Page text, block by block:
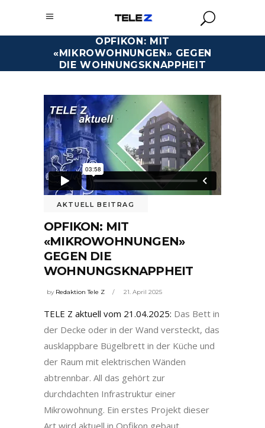
OPFIKON: MIT
«MIKROWOHNUNGEN» GEGEN
DIE WOHNUNGSKNAPPHEIT
AKTUELL BEITRAG
OPFIKON: MIT
«MIKROWOHNUNGEN»
GEGEN DIE
WOHNUNGSKNAPPHEIT
by Redaktion Tele Z 21. April 2025
TELE Z aktuell vom 21.04.2025: Das Bett in
der Decke oder in der Wand versteckt, das
ausklappbare Bügelbrett in der Küche und
der Raum mit elektrischen Wänden
abtrennbar. All das gehört zur
durchdachten Infrastruktur einer
Mikrowohnung. Ein erstes Projekt dieser